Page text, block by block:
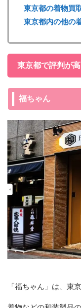
東京都の着物買
東京都内の他の
東京都で評判が
福ちゃん
「福ちゃん」は、東